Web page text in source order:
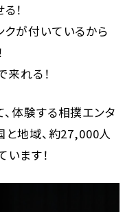
！
クが付いているから
れる！
、体験する相撲エンタ
と地域、約27,000人
ます！